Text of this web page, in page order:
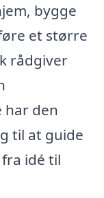
bygge
et større
rådgiver
har den
til at guide
idé til